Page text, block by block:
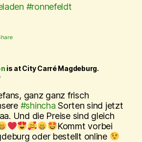
#ronnefeldt
is at City Carré Magdeburg.
ganz ganz frisch
#shincha Sorten sind jetzt
Und die Preise sind gleich
Kommt vorbei
oder bestellt online